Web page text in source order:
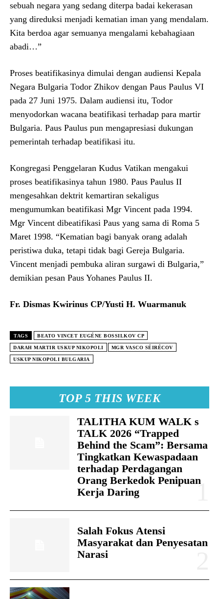
TOP 5 THIS WEEK
TALITHA KUM WALK s
TALK 2026 “Trapped
Behind the Scam”: Bersama
Tingkatkan Kewaspadaan
terhadap Perdagangan
Orang Berkedok Penipuan
Kerja Daring
Salah Fokus Atensi
Masyarakat dan Penyesatan
Narasi
sebuah negara yang sedang diterpa badai kekerasan
yang direduksi menjadi kematian iman yang mendalam.
Kita berdoa agar semuanya mengalami kebahagiaan
abadi…”
Proses beatifikasinya dimulai dengan audiensi Kepala
Negara Bulgaria Todor Zhikov dengan Paus Paulus VI
pada 27 Juni 1975. Dalam audiensi itu, Todor
menyodorkan wacana beatifikasi terhadap para martir
Bulgaria. Paus Paulus pun mengapresiasi dukungan
pemerintah terhadap beatifikasi itu.
Kongregasi Penggelaran Kudus Vatikan mengakui
proses beatifikasinya tahun 1980. Paus Paulus II
mengesahkan dektrit kemartiran sekaligus
mengumumkan beatifikasi Mgr Vincent pada 1994.
Mgr Vincent dibeatifikasi Paus yang sama di Roma 5
Maret 1998. “Kematian bagi banyak orang adalah
peristiwa duka, tetapi tidak bagi Gereja Bulgaria.
Vincent menjadi pembuka aliran surgawi di Bulgaria,”
demikian pesan Paus Yohanes Paulus II.
Fr. Dismas Kwirinus CP/Yusti H. Wuarmanuk
TAGS BEATO VINCET EUGÉNE BOSSILKOV CP
DARAH MARTIR USKUP NIKOPOLI MGR VASCO SÉIRÉCOV
USKUP NIKOPOLI BULGARIA